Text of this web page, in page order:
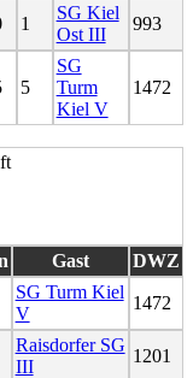
1
SG Kiel
Ost III
993
5
SG
Turm
Kiel V
1472
Gast DWZ
SG Turm Kiel
V
1472
Raisdorfer SG
III
1201